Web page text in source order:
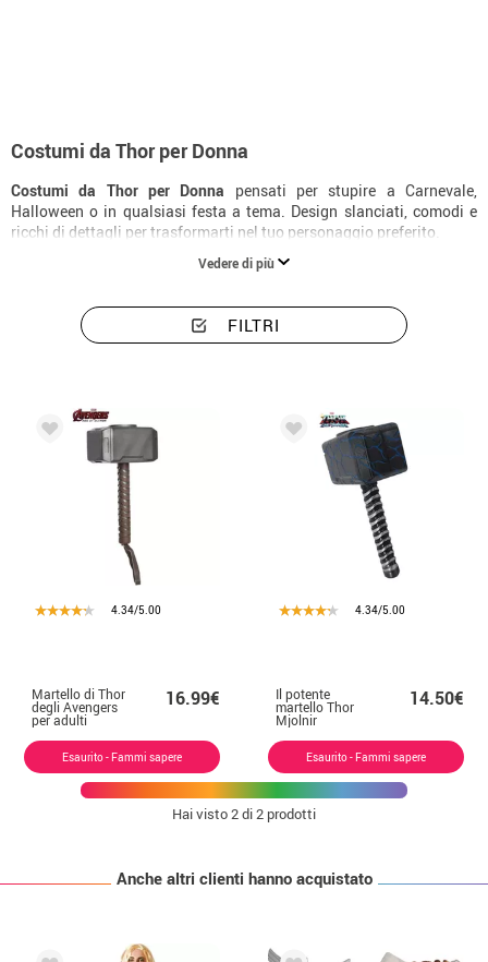
Costumi da Thor per Donna
Costumi da Thor per Donna pensati per stupire a Carnevale,
Halloween o in qualsiasi festa a tema. Design slanciati, comodi e
ricchi di dettagli per trasformarti nel tuo personaggio preferito.
Vedere di più
FILTRI
4.34/5.00
Martello di Thor
degli Avengers
per adulti
16.99€
Esaurito - Fammi sapere
4.34/5.00
Il potente
martello Thor
Mjolnir
14.50€
Esaurito - Fammi sapere
Hai visto2di 2 prodotti
Anche altri clienti hanno acquistato